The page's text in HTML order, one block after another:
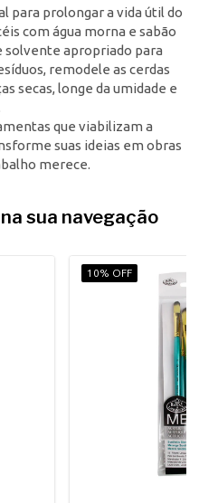
para prolongar a vida útil do
com água morna e sabão
solvente apropriado para
remodele as cerdas
secas, longe da umidade e
que viabilizam a
suas ideias em obras
merece.
sua navegação
10% OFF